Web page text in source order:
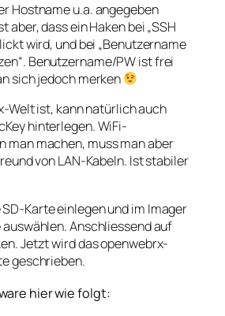
Hostname u.a. angegeben
aber, dass ein Haken bei „SSH
wird, und bei „Benutzername
Benutzername/PW ist frei
sich jedoch merken
Welt ist, kann natürlich auch
hinterlegen. WiFi-
man machen, muss man aber
von LAN-Kabeln. Ist stabiler
Karte einlegen und im Imager
Anschliessend auf
Jetzt wird das openwebrx-
geschrieben.
hier wie folgt: